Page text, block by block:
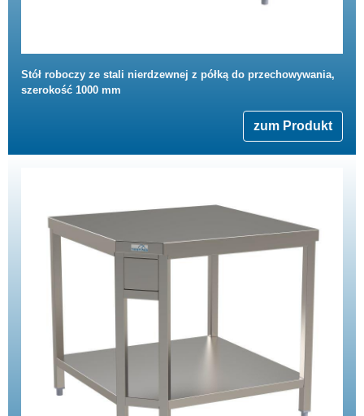
Stół roboczy ze stali nierdzewnej z półką do przechowywania,
szerokość 1000 mm
zum Produkt